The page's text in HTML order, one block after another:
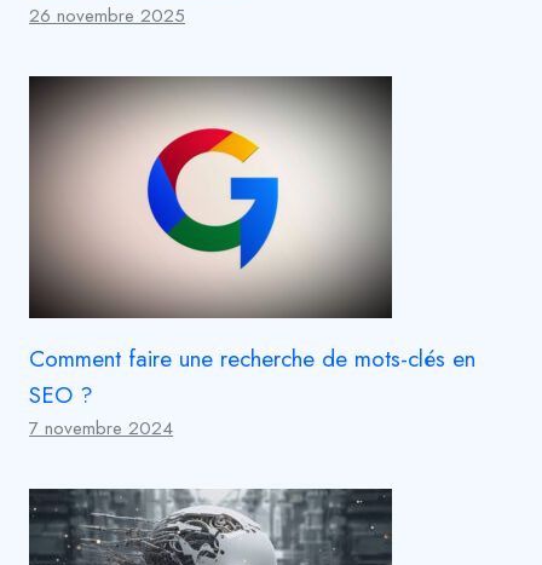
26 novembre 2025
Comment faire une recherche de mots-clés en
SEO ?
7 novembre 2024